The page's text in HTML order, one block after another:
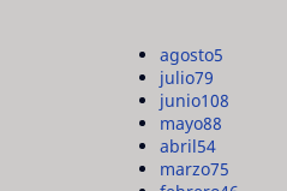
agosto5
julio79
junio108
mayo88
abril54
marzo75